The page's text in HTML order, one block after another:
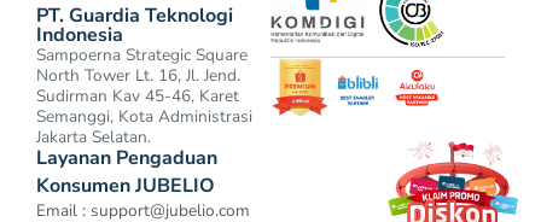
PT. Guardia Teknologi
Indonesia
Sampoerna Strategic Square
North Tower Lt. 16, Jl. Jend.
Sudirman Kav 45-46, Karet
Semanggi, Kota Administrasi
Jakarta Selatan.
Layanan Pengaduan
Konsumen JUBELIO
Email : support@jubelio.com